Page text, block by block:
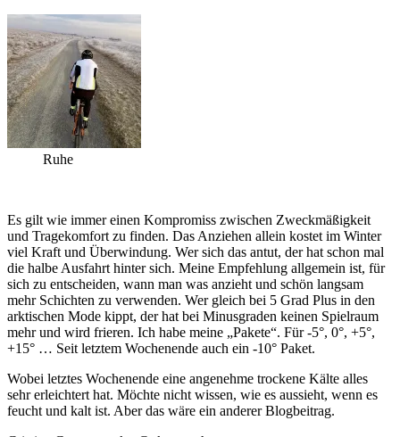
Ruhe
Es gilt wie immer einen Kompromiss zwischen Zweckmäßigkeit
und Tragekomfort zu finden. Das Anziehen allein kostet im Winter
viel Kraft und Überwindung. Wer sich das antut, der hat schon mal
die halbe Ausfahrt hinter sich. Meine Empfehlung allgemein ist, für
sich zu entscheiden, wann man was anzieht und schön langsam
mehr Schichten zu verwenden. Wer gleich bei 5 Grad Plus in den
arktischen Mode kippt, der hat bei Minusgraden keinen Spielraum
mehr und wird frieren. Ich habe meine „Pakete“. Für -5°, 0°, +5°,
+15° … Seit letztem Wochenende auch ein -10° Paket.
Wobei letztes Wochenende eine angenehme trockene Kälte alles
sehr erleichtert hat. Möchte nicht wissen, wie es aussieht, wenn es
feucht und kalt ist. Aber das wäre ein anderer Blogbeitrag.